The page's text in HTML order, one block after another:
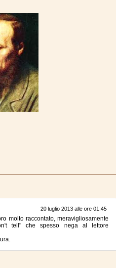
20 luglio 2013 alle ore 01:45
molto raccontato, meravigliosamente
tell" che spesso nega al lettore